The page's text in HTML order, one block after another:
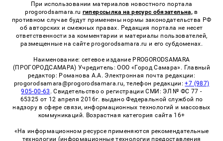
При использовании материалов новостного портала
progorodsamara.ru гиперссылка на ресурс обязательна, в
противном случае будут применены нормы законодательства РФ
об авторских и смежных правах. Редакция портала не несет
ответственности за комментарии и материалы пользователей,
размещенные на сайте progorodsamara.ru и его субдоменах.
Наименование: сетевое издание PROGORODSAMARA
(ПРОГОРОДСАМАРА) Учредитель: ООО «Город Самара». Главный
редактор: Романова А.А. Электронная почта редакции:
progorodsamara@progorodsamara.ru, телефон редакции:+7 (987)
905-00-63 . Свидетельство о регистрации СМИ: ЭЛ № ФС 77 -
65325 от 12 апреля 2016г. выдано Федеральной службой по
надзору в сфере связи, информационных технологий и массовых
коммуникаций. Возрастная категория сайта 16+
«На информационном ресурсе применяются рекомендательные
технологии (информационные технологии предоставления